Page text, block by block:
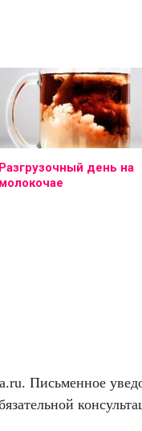
Разгрузочный день на
молокочае
Письменное